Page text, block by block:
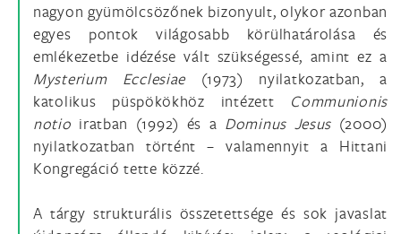
nagyon gyümölcsözőnek bizonyult, olykor azonban
egyes pontok világosabb körülhatárolása és
emlékezetbe idézése vált szükségessé, amint ez a
Mysterium Ecclesiae (1973) nyilatkozatban, a
katolikus püspökökhöz intézett Communionis
notio iratban (1992) és a Dominus Jesus (2000)
nyilatkozatban történt – valamennyit a Hittani
Kongregáció tette közzé.
A tárgy strukturális összetettsége és sok javaslat